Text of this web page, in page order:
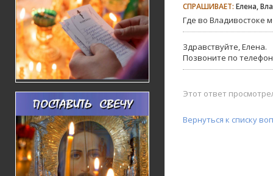
СПРАШИВАЕТ: Елена,
Где во Владивостоке
Здравствуйте, Елена.
Позвоните по
Этот ответ
Вернуться к списку